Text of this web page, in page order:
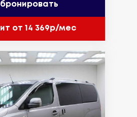
от 14 369р/мес